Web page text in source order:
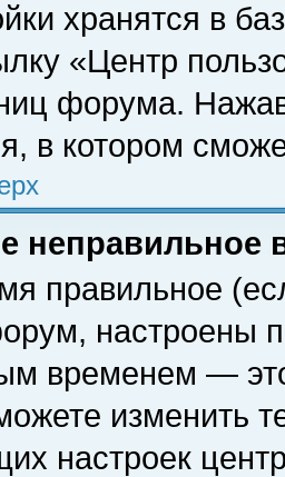
хранятся в
«Центр
форума.
в котором
неправильное
правильное
настроены
временем —
изменить
настроек